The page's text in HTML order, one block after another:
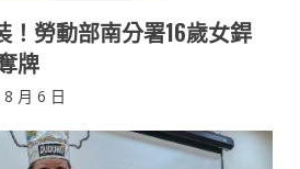
！勞動部南分署16歲女銲
牌
月 6 日